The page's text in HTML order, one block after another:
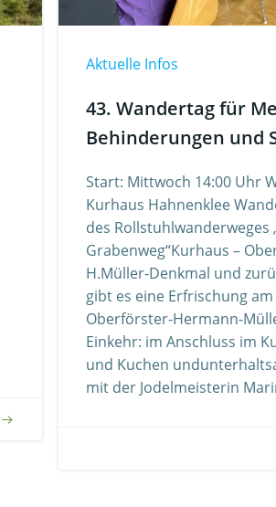
Aktuelle Infos
43. Wandertag für
Behinderungen und
Start: Mittwoch 14:00 Uhr
Kurhaus Hahnenklee
des Rollstuhlwanderweges
Grabenweg“Kurhaus –
H.Müller-Denkmal und
gibt es eine Erfrischung
Oberförster-Hermann-
Einkehr: im Anschluss im
und Kuchen
mit der Jodelmeisterin